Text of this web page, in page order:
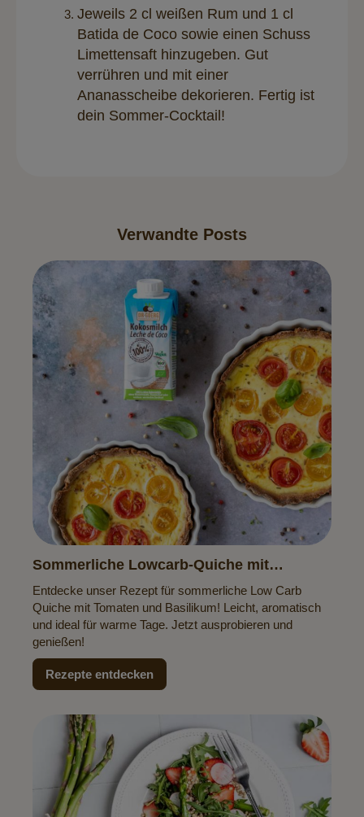
Jeweils 2 cl weißen Rum und 1 cl
Batida de Coco sowie einen Schuss
Limettensaft hinzugeben. Gut
verrühren und mit einer
Ananasscheibe dekorieren. Fertig ist
dein Sommer-Cocktail!
Verwandte Posts
Sommerliche Lowcarb-Quiche mit
Entdecke unser Rezept für sommerliche Low Carb
Quiche mit Tomaten und Basilikum! Leicht, aromatisch
und ideal für warme Tage. Jetzt ausprobieren und
genießen!
Rezepte entdecken